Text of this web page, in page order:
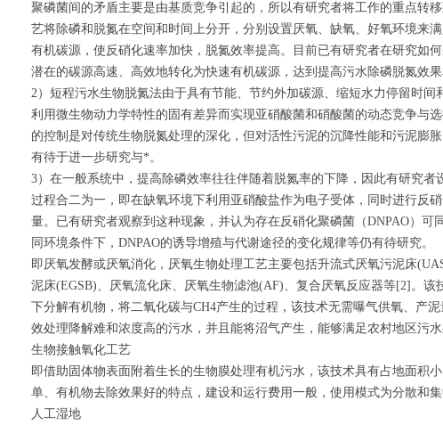
聚磷菌间的矛盾主要是由基质竞争引起的，所以有研究者将工作的重点转
艺将除磷和脱氮在空间和时间上分开，分别设置厌氧、缺氧、好氧环境来
有机碳源，使反硝化速率加快，脱氮效率提高。目前已有研究者在研究如
潜在的碳源高速、高效地转化为快速有机碳源，达到提高污水除磷脱氮效
2）短程污水生物脱氮法由于具有节能、节约外加碳源、缩短水力停留时间
利用微生物动力学特性的固有差异而实现亚硝酸菌和硝酸菌的动态竞争与
的控制是对传统生物脱氮处理的深化，但对活性污泥的沉降性能和污泥膨
有待于进一步研究与*。
3）在一般系统中，提高除磷效率往往伴随着脱氮率的下降，因此有研究者
过程合二为一，即在缺氧环境下利用亚硝酸盐作为电子受体，同时进行反
量。已有研究者观察到这种现象，并认为存在反硝化聚磷菌（DNPAO）可
同环境条件下，DNPAO的诱导增殖与代谢途径的变化规律等仍有待研究。
即厌氧发酵或厌氧消化，厌氧生物处理工艺主要包括升流式厌氧污泥床
泥床(EGSB)、厌氧流化床、厌氧生物滤池(AF)、复合厌氧反应器等[2]。
下分解有机物，将二氧化碳与CH4产生的过程，该技术无需曝气供氧、产
效处理降解难和浓度高的污水，并且能将沼气产生，能够满足农村地区污水
生物接触氧化工艺
即借助固体物表面附着生长的生物膜处理有机污水，该技术具有占地面积
单、有机物去除效果好的特点，建设和运行费用一般，使用模式为分散和集
人工湿地